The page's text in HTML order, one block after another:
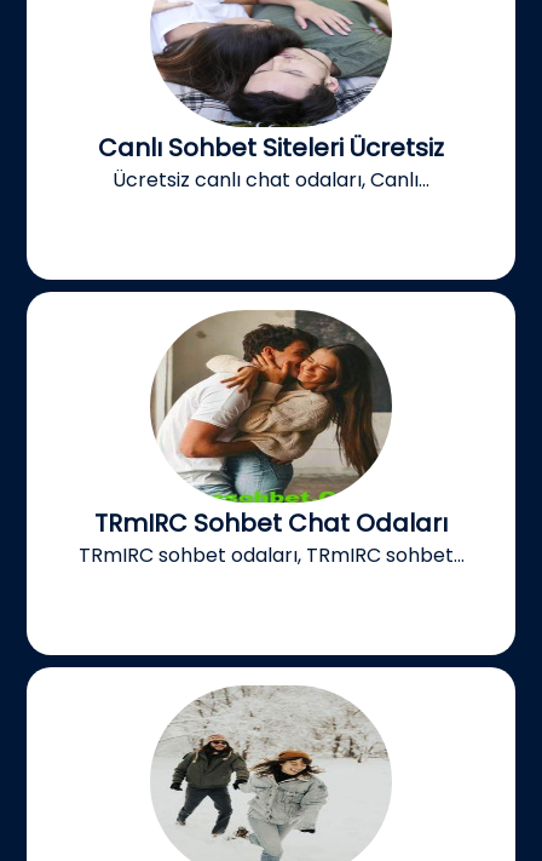
Canlı Sohbet Siteleri Ücretsiz
Ücretsiz canlı chat odaları, Canlı...
TRmIRC Sohbet Chat Odaları
TRmIRC sohbet odaları, TRmIRC sohbet...